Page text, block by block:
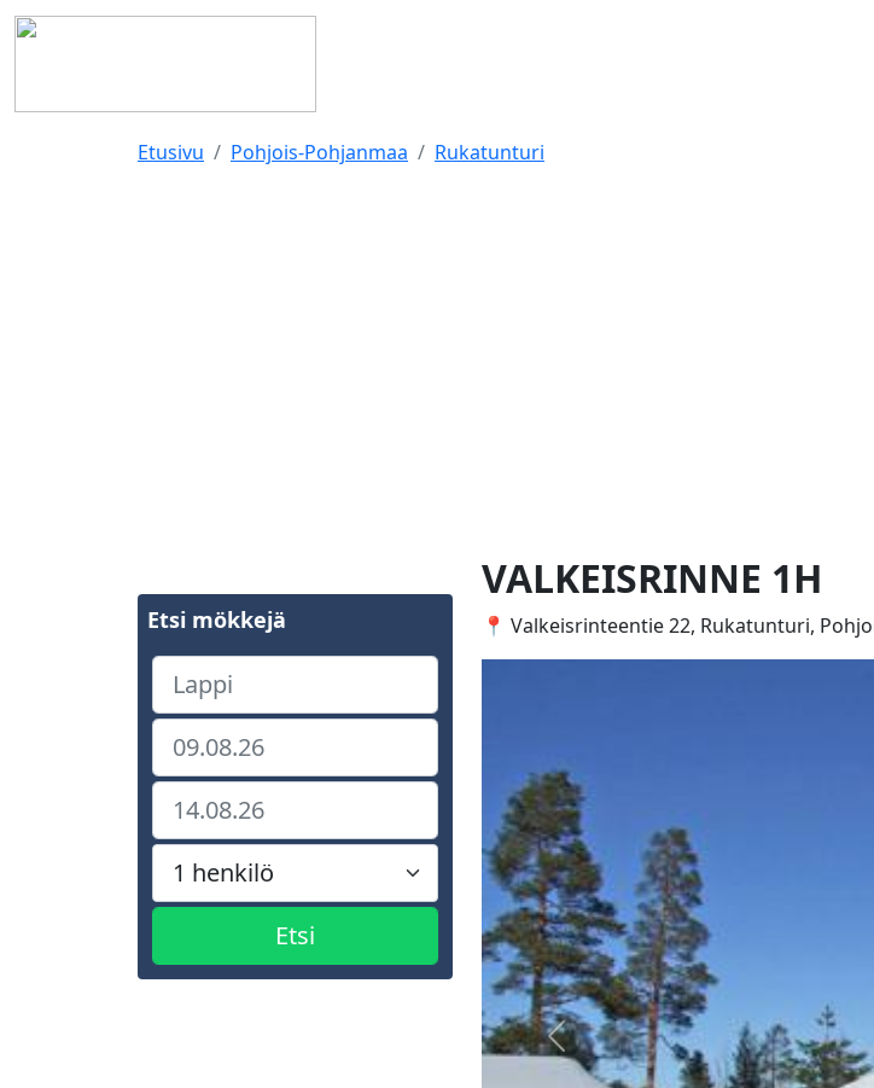
Etusivu Pohjois-Pohjanmaa Rukatunturi
Etsi mökkejä
VALKEISRINNE 1H
📍 Valkeisrinteentie 22, Rukatunturi,
Edellinen